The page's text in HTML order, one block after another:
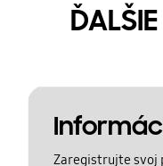
Zaregistrujte svoj